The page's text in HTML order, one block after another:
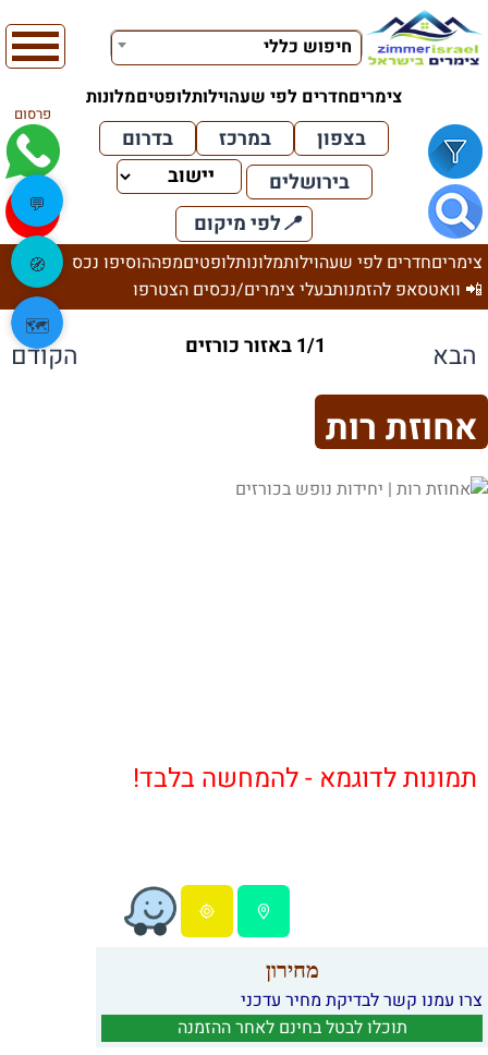
חיפוש כללי
צימריםחדרים לפי שעהוילותלופטיםמלונות
פרסום
בצפון במרכז
בדרום
בירושלים
📍לפי מיקום
צימריםחדרים לפי שעהוילותמלונותלופטיםמפההוסיפו נכס
📲 וואטסאפ להזמנותבעלי צימרים/נכסים הצטרפו
הבא 1/1 באזור כורזים הקודם
אחוזת רות
תמונות לדוגמא - להמחשה בלבד!
מחירון
צרו עמנו קשר לבדיקת מחיר עדכני
תוכלו לבטל בחינם לאחר ההזמנה
💬
🧭
🗺️